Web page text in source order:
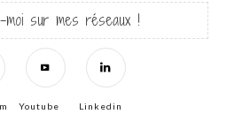
moi sur mes réseaux !
Youtube Linkedin